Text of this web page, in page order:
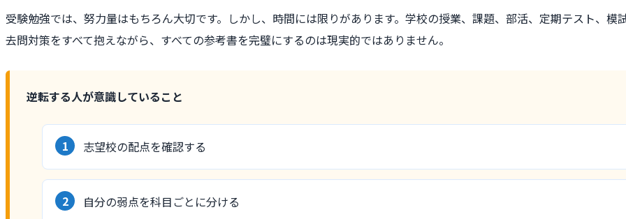
受験勉強では、努力量はもちろん大切です。しかし、時間には限りがあります。学校の授業、課題、部活、定期テスト、模
去問対策をすべて抱えながら、すべての参考書を完璧にするのは現実的ではありません。
逆転する人が意識していること
志望校の配点を確認する
自分の弱点を科目ごとに分ける